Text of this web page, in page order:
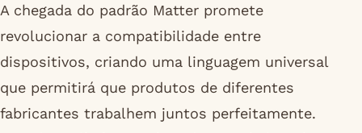
A chegada do padrão Matter promete
revolucionar a compatibilidade entre
dispositivos, criando uma linguagem universal
que permitirá que produtos de diferentes
fabricantes trabalhem juntos perfeitamente.